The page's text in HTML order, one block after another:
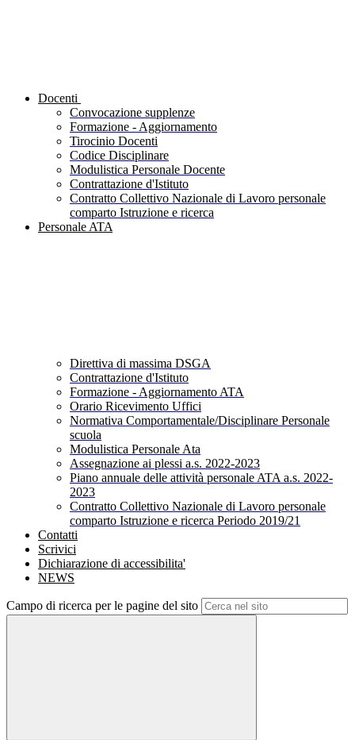
Docenti
Convocazione supplenze
Formazione - Aggiornamento
Tirocinio Docenti
Codice Disciplinare
Modulistica Personale Docente
Contrattazione d'Istituto
Contratto Collettivo Nazionale di Lavoro personale
comparto Istruzione e ricerca
Personale ATA
Direttiva di massima DSGA
Contrattazione d'Istituto
Formazione - Aggiornamento ATA
Orario Ricevimento Uffici
Normativa Comportamentale/Disciplinare Personale
scuola
Modulistica Personale Ata
Assegnazione ai plessi a.s. 2022-2023
Piano annuale delle attività personale ATA a.s. 2022-
2023
Contratto Collettivo Nazionale di Lavoro personale
comparto Istruzione e ricerca Periodo 2019/21
Contatti
Scrivici
Dichiarazione di accessibilita'
NEWS
Campo di ricerca per le pagine del sito